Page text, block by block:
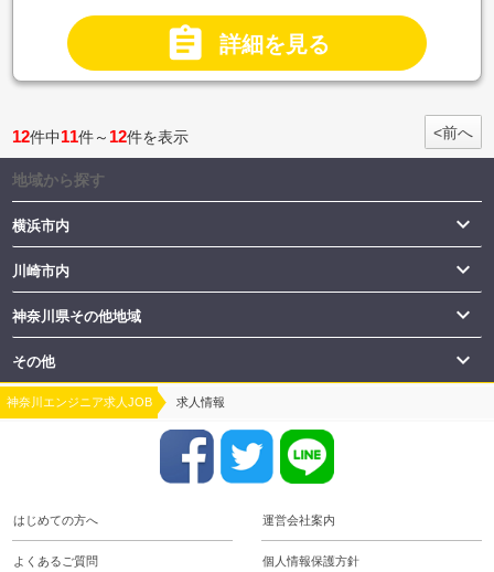
 詳細を見る
12件中11件～ 12件を表示 <前へ
地域から探す
横浜市内 
川崎市内 
神奈川県その他地域 
その他 
神奈川エンジニア求人JOB 求人情報
はじめての方へ 運営会社案内
よくあるご質問 個人情報保護方針